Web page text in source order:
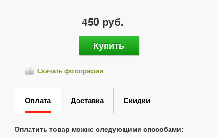
450 руб.
Купить
Скачать фотографии
Оплата Доставка Скидки
Оплатить товар можно следующими способами: